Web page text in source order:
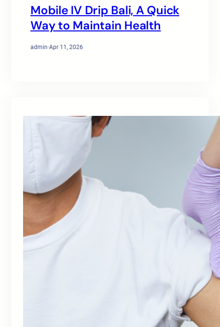
Mobile IV Drip Bali, A Quick
Way to Maintain Health
admin·Apr 11, 2026